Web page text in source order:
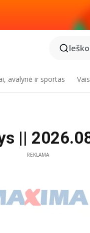
avalynė ir sportas
||
REKLAMA